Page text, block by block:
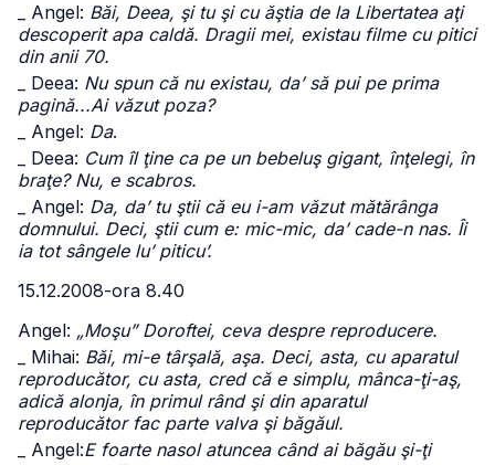
_ Angel: Băi, Deea, şi tu şi cu ăştia de la Libertatea aţi
descoperit apa caldă. Dragii mei, existau filme cu pitici
din anii 70.
_ Deea: Nu spun că nu existau, da’ să pui pe prima
pagină...Ai văzut poza?
_ Angel: Da.
_ Deea: Cum îl ţine ca pe un bebeluş gigant, înţelegi, în
braţe? Nu, e scabros.
_ Angel: Da, da’ tu ştii că eu i-am văzut mătărânga
domnului. Deci, ştii cum e: mic-mic, da’ cade-n nas. Îi
ia tot sângele lu’ piticu’.
15.12.2008-ora 8.40
Angel: „Moşu” Doroftei, ceva despre reproducere.
_ Mihai: Băi, mi-e târşală, aşa. Deci, asta, cu aparatul
reproducător, cu asta, cred că e simplu, mânca-ţi-aş,
adică alonja, în primul rând şi din aparatul
reproducător fac parte valva şi băgăul.
_ Angel:E foarte nasol atuncea când ai băgău şi-ţi